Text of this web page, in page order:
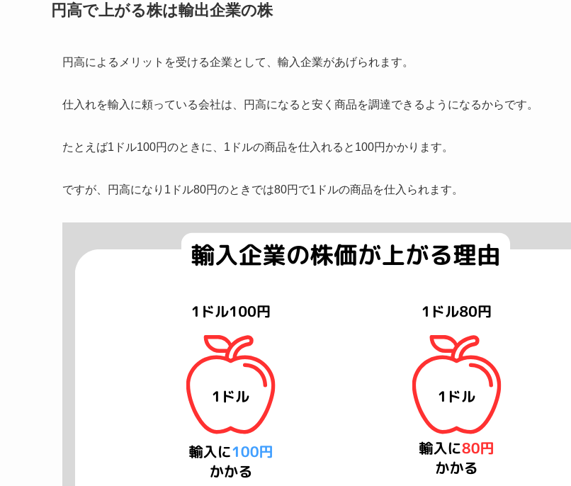
円高で上がる株は輸出企業の株
円高によるメリットを受ける企業として、輸入企業があげられます。
仕入れを輸入に頼っている会社は、円高になると安く商品を調達できるようになるからです。
たとえば1ドル100円のときに、1ドルの商品を仕入れると100円かかります。
ですが、円高になり1ドル80円のときでは80円で1ドルの商品を仕入られます。